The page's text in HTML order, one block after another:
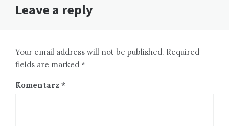
Leave a reply
Your email address will not be published. Required
fields are marked *
Komentarz *